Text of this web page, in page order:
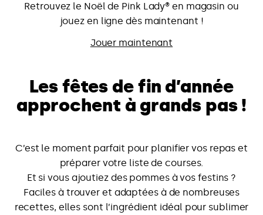
Retrouvez le Noël de Pink Lady® en magasin ou
jouez en ligne dès maintenant !
Jouer maintenant
Les fêtes de fin d’année
approchent à grands pas !
C’est le moment parfait pour planifier vos repas et
préparer votre liste de courses.
Et si vous ajoutiez des pommes à vos festins ?
Faciles à trouver et adaptées à de nombreuses
recettes, elles sont l’ingrédient idéal pour sublimer